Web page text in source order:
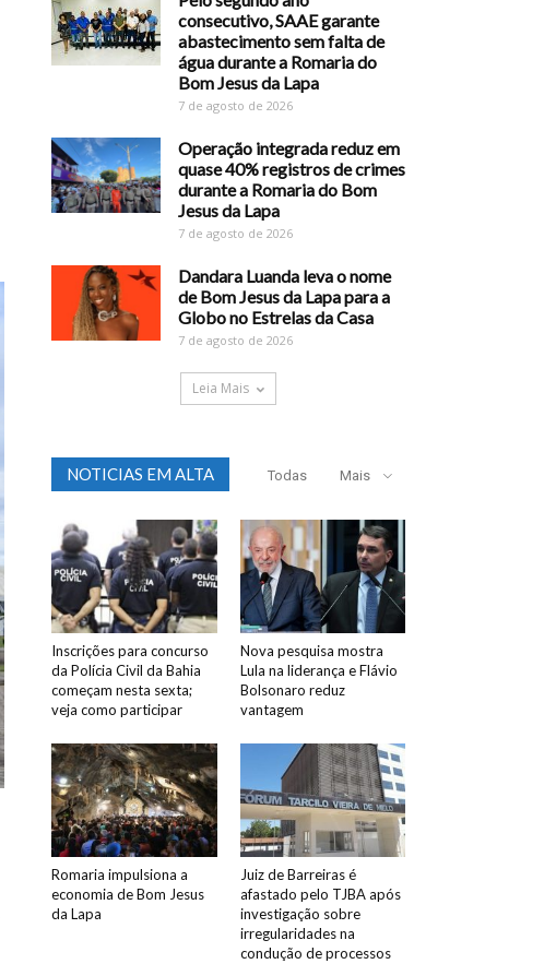
consecutivo, SAAE garante
abastecimento sem falta de
água durante a Romaria do
Bom Jesus da Lapa
7 de agosto de 2026
Operação integrada reduz em
quase 40% registros de crimes
durante a Romaria do Bom
Jesus da Lapa
7 de agosto de 2026
Dandara Luanda leva o nome
de Bom Jesus da Lapa para a
Globo no Estrelas da Casa
7 de agosto de 2026
Leia Mais
NOTICIAS EM ALTA Todas Mais
Inscrições para concurso
da Polícia Civil da Bahia
começam nesta sexta;
veja como participar
Nova pesquisa mostra
Lula na liderança e Flávio
Bolsonaro reduz
vantagem
Romaria impulsiona a
economia de Bom Jesus
da Lapa
Juiz de Barreiras é
afastado pelo TJBA após
investigação sobre
irregularidades na
condução de processos